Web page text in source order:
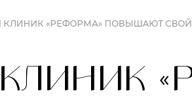
КЛИНИК «РЕФОРМА» ПОВЫШАЮТ